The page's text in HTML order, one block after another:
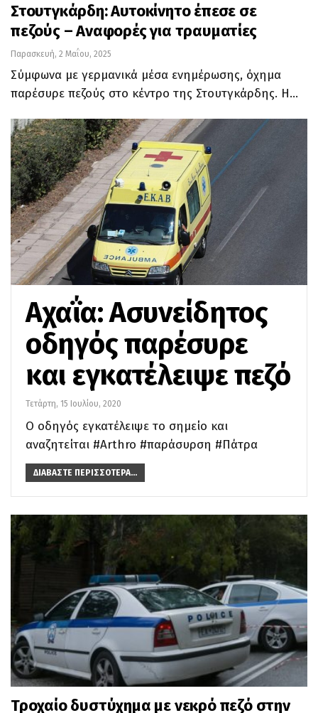
Στουτγκάρδη: Αυτοκίνητο έπεσε σε
πεζούς – Αναφορές για τραυματίες
Παρασκευή, 2 Μαΐου, 2025
Σύμφωνα με γερμανικά μέσα ενημέρωσης, όχημα
παρέσυρε πεζούς στο κέντρο της Στουτγκάρδης. Η…
Αχαΐα: Ασυνείδητος
οδηγός παρέσυρε
και εγκατέλειψε πεζό
Τετάρτη, 15 Ιουλίου, 2020
Ο οδηγός εγκατέλειψε το σημείο και
αναζητείται #Arthro #παράσυρση #Πάτρα
ΔΙΑΒΆΣΤΕ ΠΕΡΙΣΣΌΤΕΡΑ...
Τροχαίο δυστύχημα με νεκρό πεζό στην